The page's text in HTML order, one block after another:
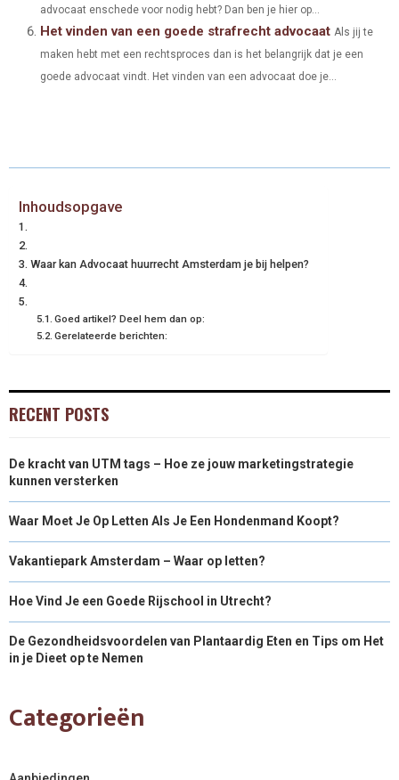
advocaat enschede voor nodig hebt? Dan ben je hier op...
Het vinden van een goede strafrecht advocaat Als jij te
maken hebt met een rechtsproces dan is het belangrijk dat je een
goede advocaat vindt. Het vinden van een advocaat doe je...
Inhoudsopgave
Waar kan Advocaat huurrecht Amsterdam je bij helpen?
Goed artikel? Deel hem dan op:
Gerelateerde berichten:
RECENT POSTS
De kracht van UTM tags – Hoe ze jouw marketingstrategie
kunnen versterken
Waar Moet Je Op Letten Als Je Een Hondenmand Koopt?
Vakantiepark Amsterdam – Waar op letten?
Hoe Vind Je een Goede Rijschool in Utrecht?
De Gezondheidsvoordelen van Plantaardig Eten en Tips om Het
in je Dieet op te Nemen
Categorieën